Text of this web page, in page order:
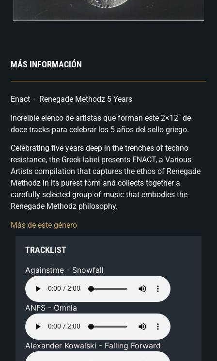
MÁS INFORMACIÓN
Enact – Renegade Methodz 5 Years
Increíble elenco de artistas que forman este 2×12″ de
doce tracks para celebrar los 5 años del sello griego.
Celebrating five years deep in the trenches of techno
resistance, the Greek label presents ENACT, a Various
Artists compilation that captures the ethos of Renegade
Methodz in its purest form and collects together a
carefully selected group of music that embodies the
Renegade Methodz philosophy.
Más de este género
TRACKLIST
Againstme - Snowfall
ANFS - Omnia
Alexander Kowalski - Falling Forward